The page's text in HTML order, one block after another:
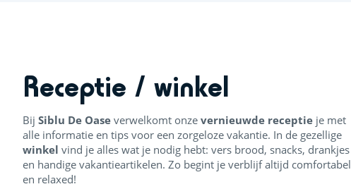
Receptie / winkel
Bij Siblu De Oase verwelkomt onze vernieuwde receptie je met
alle informatie en tips voor een zorgeloze vakantie. In de gezellige
winkel vind je alles wat je nodig hebt: vers brood, snacks, drankjes
en handige vakantieartikelen. Zo begint je verblijf altijd comfortabel
en relaxed!